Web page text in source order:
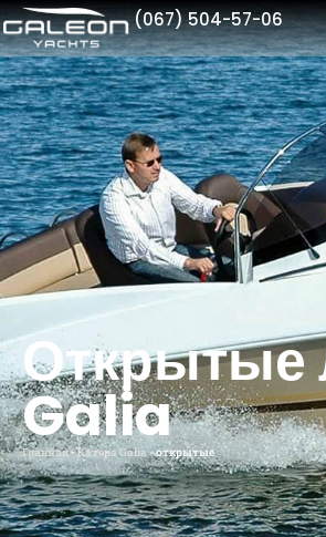
(067) 504-57-06
Открытые
Galia
Главная-Катера Galia-открытые